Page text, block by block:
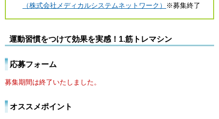
（株式会社メディカルシステムネットワーク）
※募集終了
運動習慣をつけて効果を実感！1.筋トレマシン
応募フォーム
募集期間は終了いたしました。
オススメポイント